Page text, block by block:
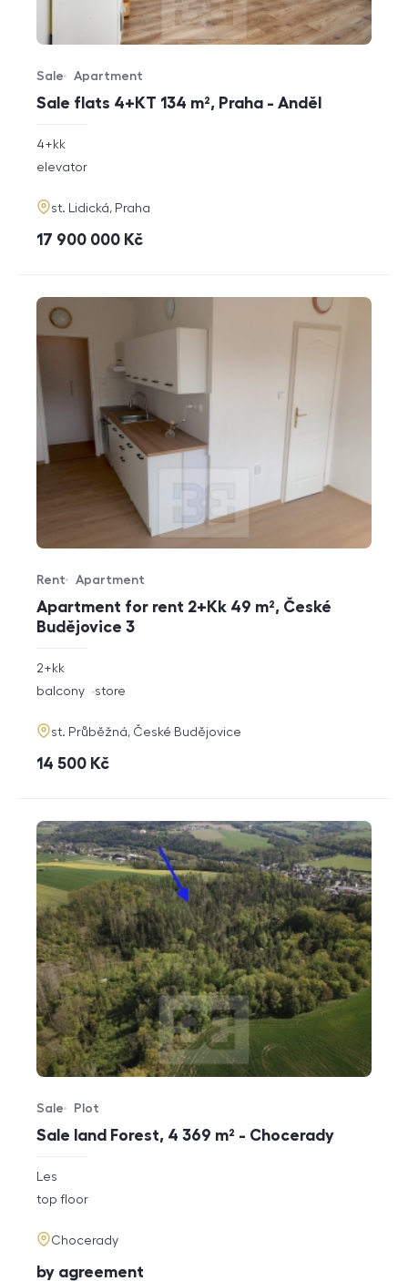
Sale flats 4+KT 134 m², Praha - Anděl
Offer type
Sale
Property type
Apartment
rozměry
disposition
4+kk
funkce
elevator
adresa
st. Lidická, Praha
cena
17 900 000 Kč
Apartment for rent 2+Kk 49 m², České
Budějovice 3
Offer type
Rent
Property type
Apartment
rozměry
disposition
2+kk
funkce
balcony store
adresa
st. Průběžná, České Budějovice
cena
14 500 Kč
Sale land Forest, 4 369 m² - Chocerady
Offer type
Sale
Property type
Plot
rozměry
disposition
Les
funkce
top floor
adresa
Chocerady
cena
by agreement